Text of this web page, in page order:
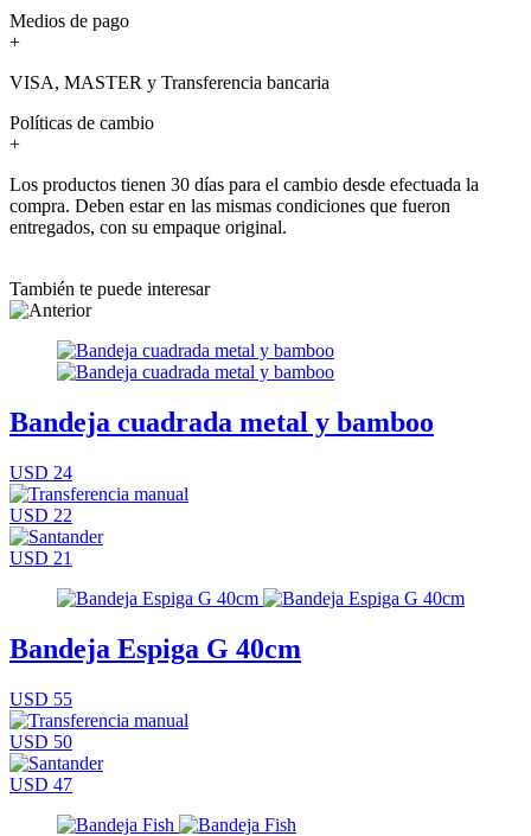
Medios de pago
+
VISA, MASTER y Transferencia bancaria
Políticas de cambio
+
Los productos tienen 30 días para el cambio desde efectuada la
compra. Deben estar en las mismas condiciones que fueron
entregados, con su empaque original.
También te puede interesar
Bandeja cuadrada metal y bamboo
USD 24
USD 22
USD 21
Bandeja Espiga G 40cm
USD 55
USD 50
USD 47